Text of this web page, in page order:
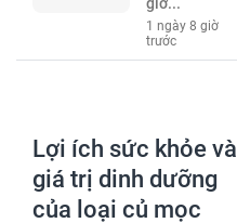
1 ngày 8 giờ
trước
Lợi ích sức khỏe và
giá trị dinh dưỡng
của loại củ mọc